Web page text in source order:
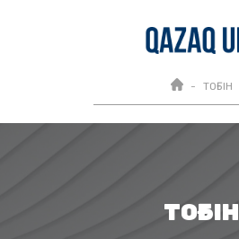
ТОҒЫН
ТОҒЫН